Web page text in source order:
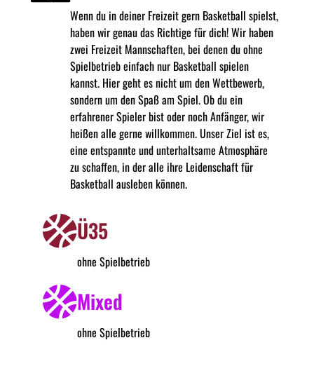
Wenn du in deiner Freizeit gern Basketball spielst,
haben wir genau das Richtige für dich! Wir haben
zwei Freizeit Mannschaften, bei denen du ohne
Spielbetrieb einfach nur Basketball spielen
kannst. Hier geht es nicht um den Wettbewerb,
sondern um den Spaß am Spiel. Ob du ein
erfahrener Spieler bist oder noch Anfänger, wir
heißen alle gerne willkommen. Unser Ziel ist es,
eine entspannte und unterhaltsame Atmosphäre
zu schaffen, in der alle ihre Leidenschaft für
Basketball ausleben können.
Ü35
ohne Spielbetrieb
Mixed
ohne Spielbetrieb